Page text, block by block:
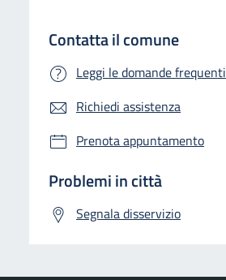
Contatta il comune
Leggi le domande frequenti
Richiedi assistenza
Prenota appuntamento
Problemi in città
Segnala disservizio